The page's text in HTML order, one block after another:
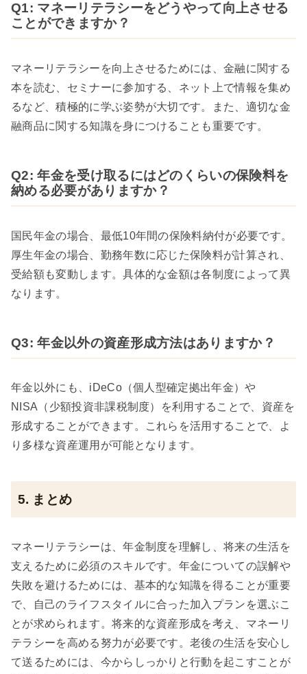
Q1: マネーリテラシーをどうやって向上させる
ことができますか？
マネーリテラシーを向上させるためには、金融に関する
本を読む、セミナーに参加する、ネット上で情報を集め
るなど、積極的に学ぶ姿勢が大切です。また、適切な金
融商品に関する知識を身につけることも重要です。
Q2: 年金を受け取るにはどのくらいの保険料を
納める必要がありますか？
国民年金の場合、最低10年間の保険料納付が必要です。
厚生年金の場合、勤務年数に応じた保険料が計算され、
受給額も変動します。具体的な金額は各制度によって異
なります。
Q3: 年金以外の資産形成方法はありますか？
年金以外にも、iDeCo（個人型確定拠出年金）や
NISA（少額投資非課税制度）を利用することで、資産を
形成することができます。これらを活用することで、よ
り多様な資産運用が可能となります。
5. まとめ
マネーリテラシーは、年金制度を理解し、将来の生活を
支えるために必須のスキルです。年金についての誤解や
失敗を避けるためには、基本的な知識を得ることが重要
で、自己のライフスタイルに合った加入プランを選ぶこ
とが求められます。将来的な資産形成を考え、マネーリ
テラシーを高める努力が必要です。老後の生活を安心し
て送るためには、今からしっかりと行動を起こすことが